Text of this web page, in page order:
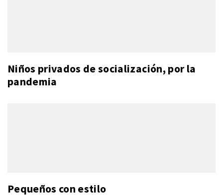
Niños privados de socialización, por la
pandemia
Pequeños con estilo